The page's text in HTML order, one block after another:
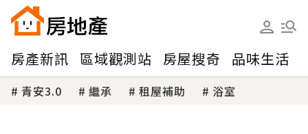
房產新訊 區域觀測站 房屋搜奇 品味生活
青安3.0 繼承 租屋補助 浴室